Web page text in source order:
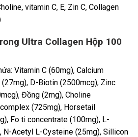
vitamin C, E, Zin C, Collagen
Ultra Collagen Hộp 100
Vitamin C (60mg), Calcium
D-Biotin (2500mcg), Zinc
Đồng (2mg), Choline
(725mg), Horsetail
Fo ti concentrate (100mg), L-
N-Acetyl L-Cysteine (25mg), Sillicon